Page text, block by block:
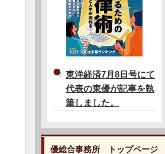
東洋経済7月8日号にて
代表の東優が記事を執
筆しました。
優総合事務所 トップページ